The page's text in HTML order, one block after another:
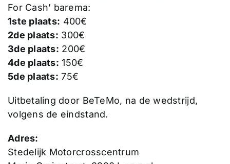
For Cash’ barema:
1ste plaats: 400€
2de plaats: 300€
3de plaats: 200€
4de plaats: 150€
5de plaats: 75€
Uitbetaling door BeTeMo, na de wedstrijd,
volgens de eindstand.
Adres:
Stedelijk Motorcrosscentrum